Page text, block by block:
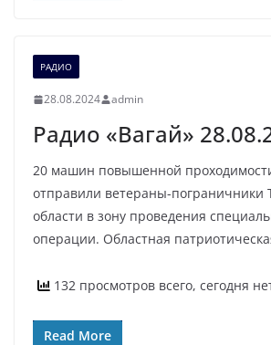
РАДИО
28.08.2024 admin
Радио «Вагай»
20 машин повышенной проходимости
отправили ветераны-пограничники
области в зону проведения
операции. Областная
132 просмотров всего, сегодня
Read More